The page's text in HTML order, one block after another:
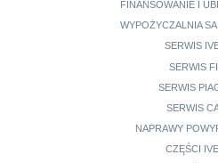
FINANSOWANIE I
WYPOŻYCZALNIA
SERWIS
SERWIS
SERWIS
SERWIS
NAPRAWY
CZĘŚCI